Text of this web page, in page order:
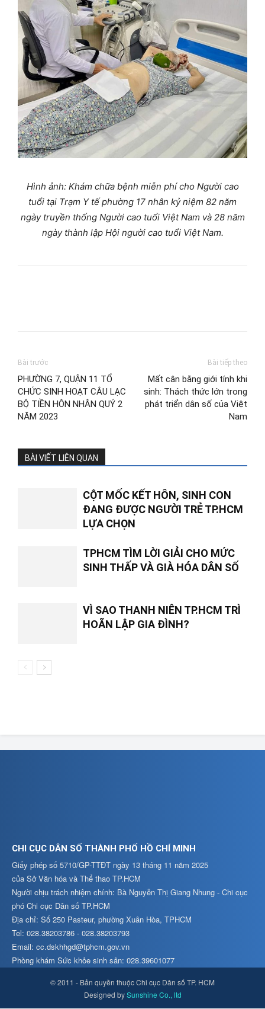
Hình ảnh: Khám chữa bệnh miễn phí cho Người cao
tuổi tại Trạm Y tế phường 17 nhân kỷ niệm 82 năm
ngày truyền thống Người cao tuổi Việt Nam và 28 năm
ngày thành lập Hội người cao tuổi Việt Nam.
Bài trước
PHƯỜNG 7, QUẬN 11 TỔ
CHỨC SINH HOẠT CÂU LẠC
BỘ TIỀN HÔN NHÂN QUÝ 2
NĂM 2023
Bài tiếp theo
Mất cân bằng giới tính khi
sinh: Thách thức lớn trong
phát triển dân số của Việt
Nam
BÀI VIẾT LIÊN QUAN
CỘT MỐC KẾT HÔN, SINH CON
ĐANG ĐƯỢC NGƯỜI TRẺ TP.HCM
LỰA CHỌN
TPHCM TÌM LỜI GIẢI CHO MỨC
SINH THẤP VÀ GIÀ HÓA DÂN SỐ
VÌ SAO THANH NIÊN TP.HCM TRÌ
HOÃN LẬP GIA ĐÌNH?
CHI CỤC DÂN SỐ THÀNH PHỐ HỒ CHÍ MINH
Giấy phép số 5710/GP-TTĐT ngày 13 tháng 11 năm 2025
của Sở Văn hóa và Thể thao TP.HCM
Người chịu trách nhiệm chính: Bà Nguyễn Thị Giang Nhung - Chi cục
phó Chi cục Dân số TP.HCM
Địa chỉ: Số 250 Pasteur, phường Xuân Hòa, TPHCM
Tel: 028.38203786 - 028.38203793
Email: cc.dskhhgd@tphcm.gov.vn
Phòng khám Sức khỏe sinh sản: 028.39601077
© 2011 - Bản quyền thuộc Chi cục Dân số TP. HCM
Designed bySunshine Co., ltd